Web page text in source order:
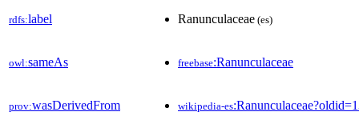
rdfs:label Ranunculaceae (es)
owl:sameAs freebase:Ranunculaceae
prov:wasDerivedFrom wikipedia-es